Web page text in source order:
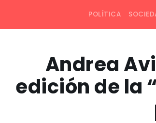
POLÍTICA
Andrea
edición de la